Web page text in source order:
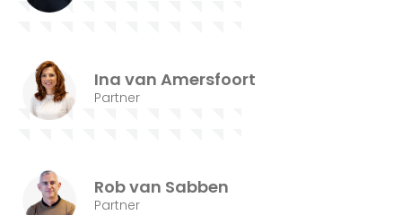
Ina van Amersfoort
Partner
Rob van Sabben
Partner